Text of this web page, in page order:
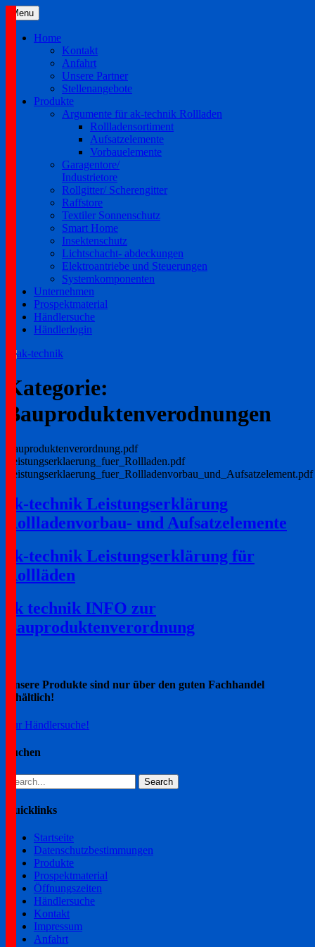
Skip
content
Menu
Home
Kontakt
Anfahrt
Unsere Partner
Stellenangebote
Produkte
Argumente für ak-technik Rollladen
Rollladensortiment
Aufsatzelemente
Vorbauelemente
Garagentore/
Industrietore
Rollgitter/ Scherengitter
Raffstore
Textiler Sonnenschutz
Smart Home
Insektenschutz
Lichtschacht- abdeckungen
Elektroantriebe und Steuerungen
Systemkomponenten
Unternehmen
Prospektmaterial
Händlersuche
Händlerlogin
ak-technik
Kategorie:
Bauproduktenverodnungen
Bauproduktenverordnung.pdf
Leistungserklaerung_fuer_Rollladen.pdf
Leistungserklaerung_fuer_Rollladenvorbau_und_Aufsatzelement.pdf
ak-technik Leistungserklärung
Rollladenvorbau- und Aufsatzelemente
ak-technik Leistungserklärung für
Rollläden
ak technik INFO zur
Bauproduktenverordnung
Unsere Produkte sind nur über den guten Fachhandel
erhältlich!
Zur Händlersuche!
Suchen
Search
for:
Quicklinks
Startseite
Datenschutzbestimmungen
Produkte
Prospektmaterial
Öffnungszeiten
Händlersuche
Kontakt
Impressum
Anfahrt